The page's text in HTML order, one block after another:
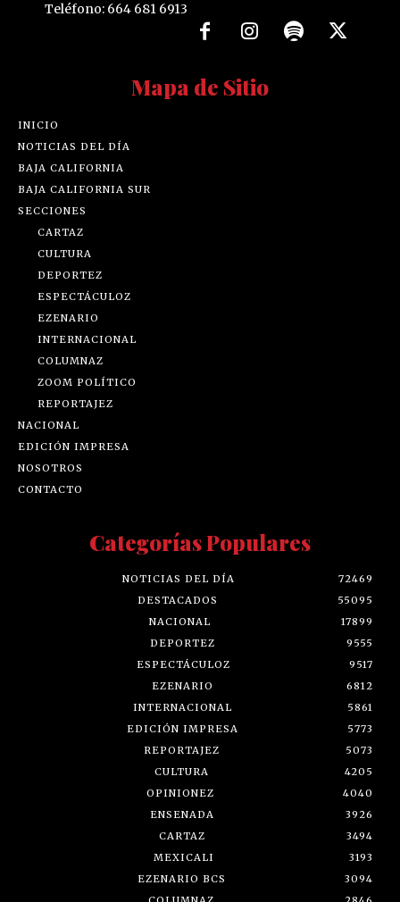
Teléfono: 664 681 6913
Mapa de Sitio
INICIO
NOTICIAS DEL DÍA
BAJA CALIFORNIA
BAJA CALIFORNIA SUR
SECCIONES
CARTAZ
CULTURA
DEPORTEZ
ESPECTÁCULOZ
EZENARIO
INTERNACIONAL
COLUMNAZ
ZOOM POLÍTICO
REPORTAJEZ
NACIONAL
EDICIÓN IMPRESA
NOSOTROS
CONTACTO
Categorías Populares
NOTICIAS DEL DÍA
72469
DESTACADOS
55095
NACIONAL
17899
DEPORTEZ
9555
ESPECTÁCULOZ
9517
EZENARIO
6812
INTERNACIONAL
5861
EDICIÓN IMPRESA
5773
REPORTAJEZ
5073
CULTURA
4205
OPINIONEZ
4040
ENSENADA
3926
CARTAZ
3494
MEXICALI
3193
EZENARIO BCS
3094